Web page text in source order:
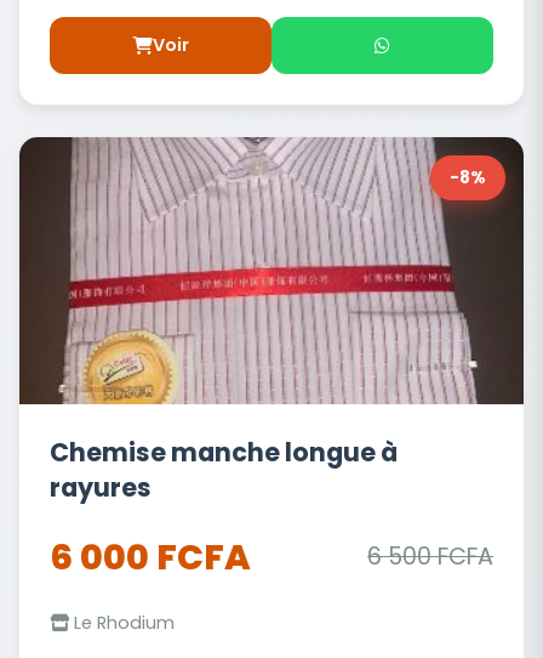
Voir
-8%
Chemise manche longue à
rayures
6 000 FCFA 6 500 FCFA
Le Rhodium